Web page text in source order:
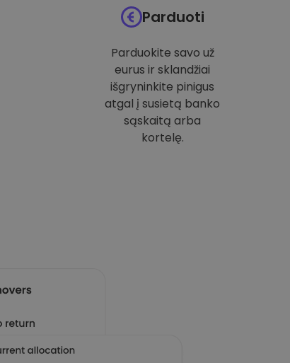
Parduoti
Parduokite savo už
eurus ir sklandžiai
išgryninkite pinigus
atgal į susietą banko
sąskaitą arba
kortelę.